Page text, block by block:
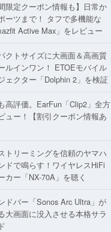
限定クーポン情報も】日常か
ーツまで！ タフで多機能な
Active Max」をレビュー
クトサイズに大画面＆高画質
ルインワン！ ETOEモバイル
ェクター「Dolphin 2」を検証
高評価。EarFun「Clip2」全方
ュー！【割引クーポン情報あ
トリーミングを信頼のヤマハ
ドで鳴らす！ワイヤレスHiFi
カー「NX-70A」を聴く
ドバー「Sonos Arc Ultra」が
大画面に没入させる本格サラ